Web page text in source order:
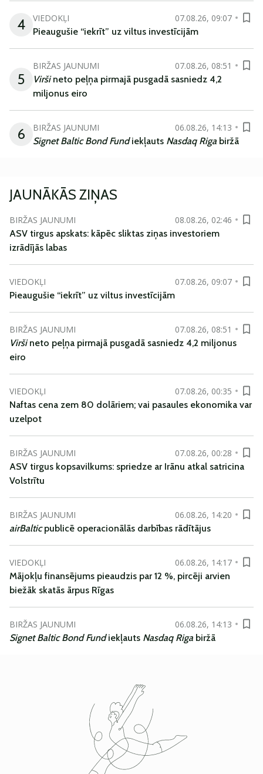
4 VIEDOKĻI
07.08.26, 09:07
Pieaugušie “iekrīt” uz viltus investīcijām
5
BIRŽAS JAUNUMI
07.08.26, 08:51
Viršineto peļņa pirmajā pusgadā sasniedz 4,2
miljonus eiro
6 BIRŽAS JAUNUMI
06.08.26, 14:13
Signet Baltic Bond Fundiekļauts Nasdaq Riga biržā
JAUNĀKĀS ZIŅAS
BIRŽAS JAUNUMI
08.08.26, 02:46
ASV tirgus apskats: kāpēc sliktas ziņas investoriem
izrādījās labas
VIEDOKĻI
07.08.26, 09:07
Pieaugušie “iekrīt” uz viltus investīcijām
BIRŽAS JAUNUMI
07.08.26, 08:51
Viršineto peļņa pirmajā pusgadā sasniedz 4,2 miljonus
eiro
VIEDOKĻI
07.08.26, 00:35
Naftas cena zem 80 dolāriem; vai pasaules ekonomika var
uzelpot
BIRŽAS JAUNUMI
07.08.26, 00:28
ASV tirgus kopsavilkums: spriedze ar Irānu atkal satricina
Volstrītu
BIRŽAS JAUNUMI
06.08.26, 14:20
airBalticpublicē operacionālās darbības rādītājus
VIEDOKĻI
06.08.26, 14:17
Mājokļu finansējums pieaudzis par 12 %, pircēji arvien
biežāk skatās ārpus Rīgas
BIRŽAS JAUNUMI
06.08.26, 14:13
Signet Baltic Bond Fundiekļauts Nasdaq Riga biržā